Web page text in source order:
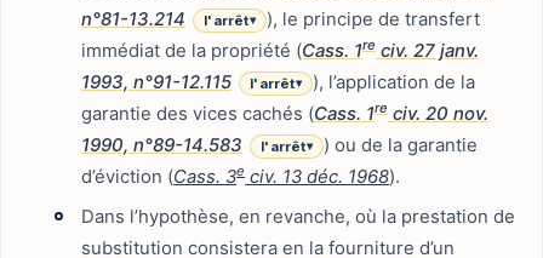
n°81-13.214
l'arrêt▾
), le principe de transfert
immédiat de la propriété (Cass. 1re civ. 27 janv.
1993, n°91-12.115
l'arrêt▾
), l’application de la
garantie des vices cachés (Cass. 1re civ. 20 nov.
1990, n°89-14.583
l'arrêt▾
) ou de la garantie
d’éviction (Cass. 3e civ. 13 déc. 1968).
Dans l’hypothèse, en revanche, où la prestation de
substitution consistera en la fourniture d’un